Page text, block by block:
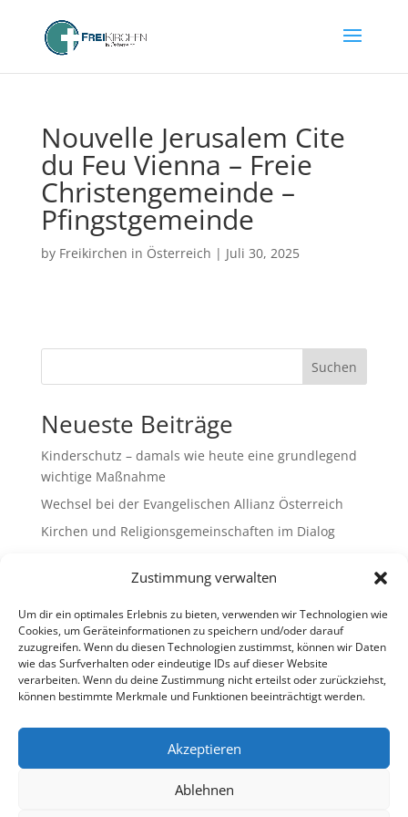
Zustimmung verwalten
Um dir ein optimales Erlebnis zu bieten, verwenden wir Technologien wie
Cookies, um Geräteinformationen zu speichern und/oder darauf
zuzugreifen. Wenn du diesen Technologien zustimmst, können wir Daten
wie das Surfverhalten oder eindeutige IDs auf dieser Website
verarbeiten. Wenn du deine Zustimmung nicht erteilst oder zurückziehst,
können bestimmte Merkmale und Funktionen beeinträchtigt werden.
Akzeptieren
Ablehnen
Nouvelle Jerusalem Cite
du Feu Vienna – Freie
Christengemeinde –
Pfingstgemeinde
by Freikirchen in Österreich | Juli 30, 2025
Suchen
Neueste Beiträge
Kinderschutz – damals wie heute eine grundlegend
wichtige Maßnahme
Wechsel bei der Evangelischen Allianz Österreich
Kirchen und Religionsgemeinschaften im Dialog
Schulen & Kindergärten in Österreich
„Brennen für das Leben “ – die Wanderausstellung
ist bald am Ziel
Neueste Kommentare
Impressum
Datenschutz